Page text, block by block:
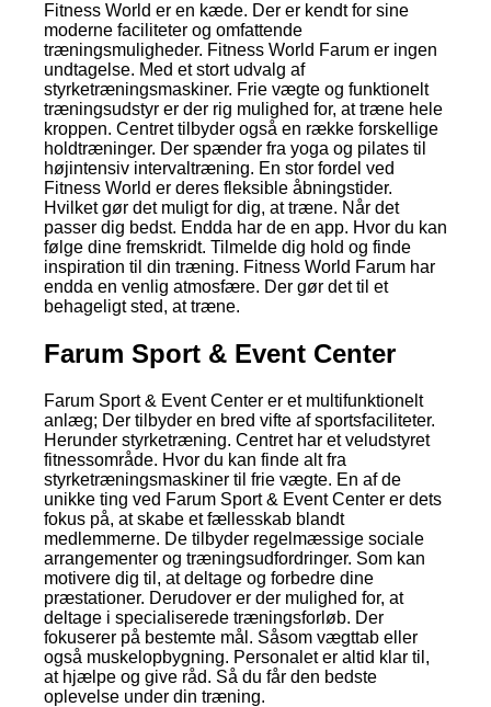
Fitness World er en kæde. Der er kendt for sine
moderne faciliteter og omfattende
træningsmuligheder. Fitness World Farum er ingen
undtagelse. Med et stort udvalg af
styrketræningsmaskiner. Frie vægte og funktionelt
træningsudstyr er der rig mulighed for, at træne hele
kroppen. Centret tilbyder også en række forskellige
holdtræninger. Der spænder fra yoga og pilates til
højintensiv intervaltræning. En stor fordel ved
Fitness World er deres fleksible åbningstider.
Hvilket gør det muligt for dig, at træne. Når det
passer dig bedst. Endda har de en app. Hvor du kan
følge dine fremskridt. Tilmelde dig hold og finde
inspiration til din træning. Fitness World Farum har
endda en venlig atmosfære. Der gør det til et
behageligt sted, at træne.
Farum Sport & Event Center
Farum Sport & Event Center er et multifunktionelt
anlæg; Der tilbyder en bred vifte af sportsfaciliteter.
Herunder styrketræning. Centret har et veludstyret
fitnessområde. Hvor du kan finde alt fra
styrketræningsmaskiner til frie vægte. En af de
unikke ting ved Farum Sport & Event Center er dets
fokus på, at skabe et fællesskab blandt
medlemmerne. De tilbyder regelmæssige sociale
arrangementer og træningsudfordringer. Som kan
motivere dig til, at deltage og forbedre dine
præstationer. Derudover er der mulighed for, at
deltage i specialiserede træningsforløb. Der
fokuserer på bestemte mål. Såsom vægttab eller
også muskelopbygning. Personalet er altid klar til,
at hjælpe og give råd. Så du får den bedste
oplevelse under din træning.